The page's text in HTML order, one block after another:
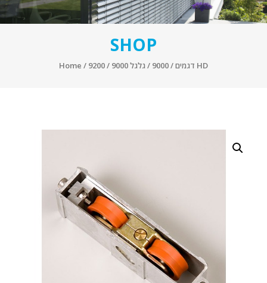
SHOP
Home / דגמים/
9000 / גלגל 9000 / 9200 HD